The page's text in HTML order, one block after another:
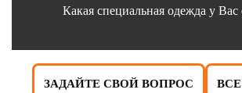
Какая специальная одежда у Вас
ЗАДАЙТЕ СВОЙ ВОПРОС